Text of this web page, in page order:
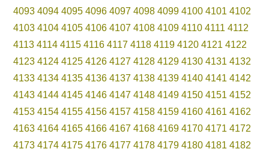
4093 4094 4095 4096 4097 4098 4099 4100 4101 4102
4103 4104 4105 4106 4107 4108 4109 4110 4111 4112
4113 4114 4115 4116 4117 4118 4119 4120 4121 4122
4123 4124 4125 4126 4127 4128 4129 4130 4131 4132
4133 4134 4135 4136 4137 4138 4139 4140 4141 4142
4143 4144 4145 4146 4147 4148 4149 4150 4151 4152
4153 4154 4155 4156 4157 4158 4159 4160 4161 4162
4163 4164 4165 4166 4167 4168 4169 4170 4171 4172
4173 4174 4175 4176 4177 4178 4179 4180 4181 4182